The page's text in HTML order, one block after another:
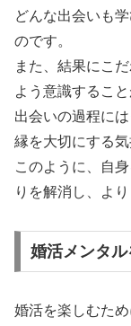
どんな出会いも
のです。
また、結果にこ
よう意識すること
出会いの過程に
縁を大切にする気
このように、自
りを解消し、よ
婚活メンタ
婚活を楽しむた